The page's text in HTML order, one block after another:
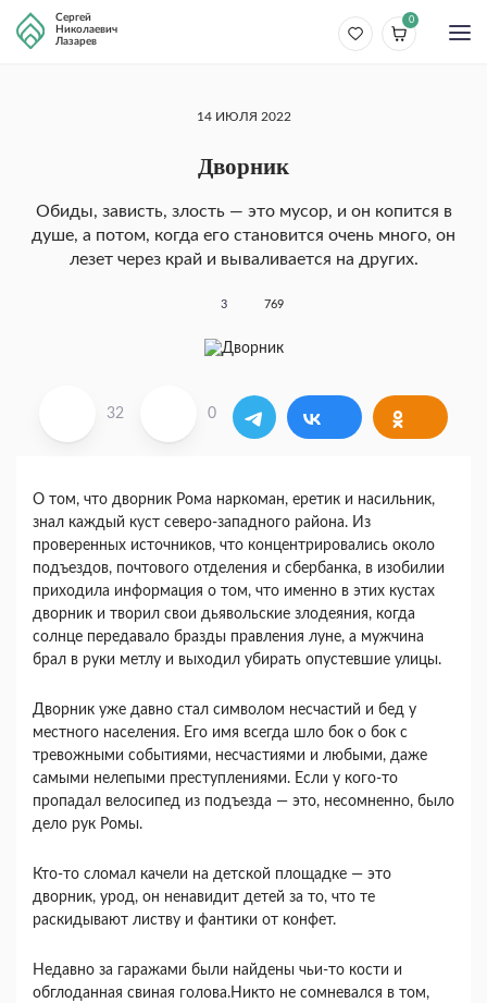
Сергей
Николаевич
Лазарев
0
14 ИЮЛЯ 2022
Дворник
Обиды, зависть, злость ― это мусор, и он копится в
душе, а потом, когда его становится очень много, он
лезет через край и вываливается на других.
3 769
32 0
О том, что дворник Рома наркоман, еретик и насильник,
знал каждый куст северо-западного района. Из
проверенных источников, что концентрировались около
подъездов, почтового отделения и сбербанка, в изобилии
приходила информация о том, что именно в этих кустах
дворник и творил свои дьявольские злодеяния, когда
солнце передавало бразды правления луне, а мужчина
брал в руки метлу и выходил убирать опустевшие улицы.
Дворник уже давно стал символом несчастий и бед у
местного населения. Его имя всегда шло бок о бок с
тревожными событиями, несчастиями и любыми, даже
самыми нелепыми преступлениями. Если у кого-то
пропадал велосипед из подъезда — это, несомненно, было
дело рук Ромы.
Кто-то сломал качели на детской площадке — это
дворник, урод, он ненавидит детей за то, что те
раскидывают листву и фантики от конфет.
Недавно за гаражами были найдены чьи-то кости и
обглоданная свиная голова.Никто не сомневался в том,